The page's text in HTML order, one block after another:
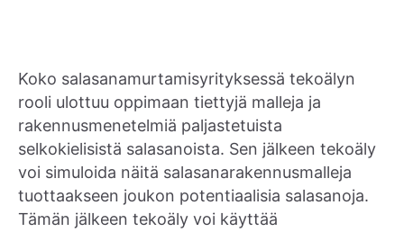
Koko salasanamurtamisyrityksessä tekoälyn
rooli ulottuu oppimaan tiettyjä malleja ja
rakennusmenetelmiä paljastetuista
selkokielisistä salasanoista. Sen jälkeen tekoäly
voi simuloida näitä salasanarakennusmalleja
tuottaakseen joukon potentiaalisia salasanoja.
Tämän jälkeen tekoäly voi käyttää